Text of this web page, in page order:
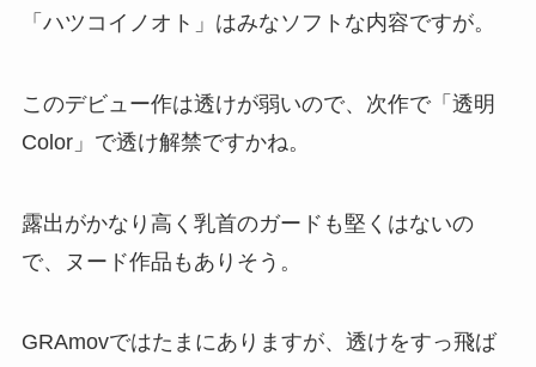
「ハツコイノオト」はみなソフトな内容ですが。
このデビュー作は透けが弱いので、次作で「透明
Color」で透け解禁ですかね。
露出がかなり高く乳首のガードも堅くはないの
で、ヌード作品もありそう。
GRAmovではたまにありますが、透けをすっ飛ば